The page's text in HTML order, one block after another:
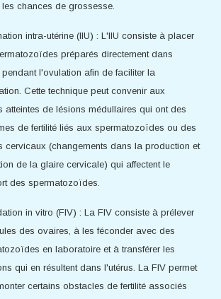
chances de grossesse.
intra-utérine (IIU) : L'IIU consiste à placer
préparés directement dans
pendant l'ovulation afin de faciliter la
Cette technique peut convenir aux
atteintes de lésions médullaires qui ont des
de fertilité liés aux spermatozoïdes ou des
cervicaux (changements dans la production et
de la glaire cervicale) qui affectent le
des spermatozoïdes.
in vitro (FIV) : La FIV consiste à prélever
des ovaires, à les féconder avec des
en laboratoire et à transférer les
qui en résultent dans l'utérus. La FIV permet
certains obstacles de fertilité associés